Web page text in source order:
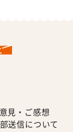
見・ご感想
送信について